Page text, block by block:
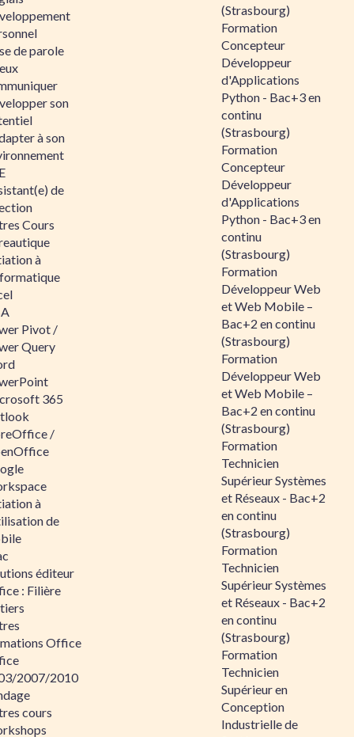
de parole
son
à son
de
Cours
à
Pivot /
Query
365
/
à
de
éditeur
: Filière
Office
2007/2010
cours
(Strasbourg)
Formation
Concepteur
Développeur
d'Applications
Python - Bac+3 en
continu
(Strasbourg)
Formation
Concepteur
Développeur
d'Applications
Python - Bac+3 en
continu
(Strasbourg)
Formation
Développeur Web
et Web Mobile –
Bac+2 en continu
(Strasbourg)
Formation
Développeur Web
et Web Mobile –
Bac+2 en continu
(Strasbourg)
Formation
Technicien
Supérieur Systèmes
et Réseaux - Bac+2
en continu
(Strasbourg)
Formation
Technicien
Supérieur Systèmes
et Réseaux - Bac+2
en continu
(Strasbourg)
Formation
Technicien
Supérieur en
Conception
Industrielle de